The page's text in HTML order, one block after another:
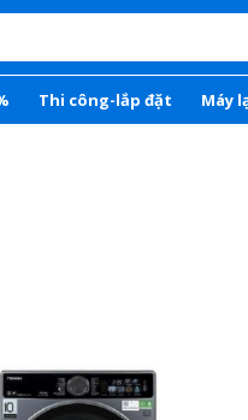
Thi công-lắp đặt Máy